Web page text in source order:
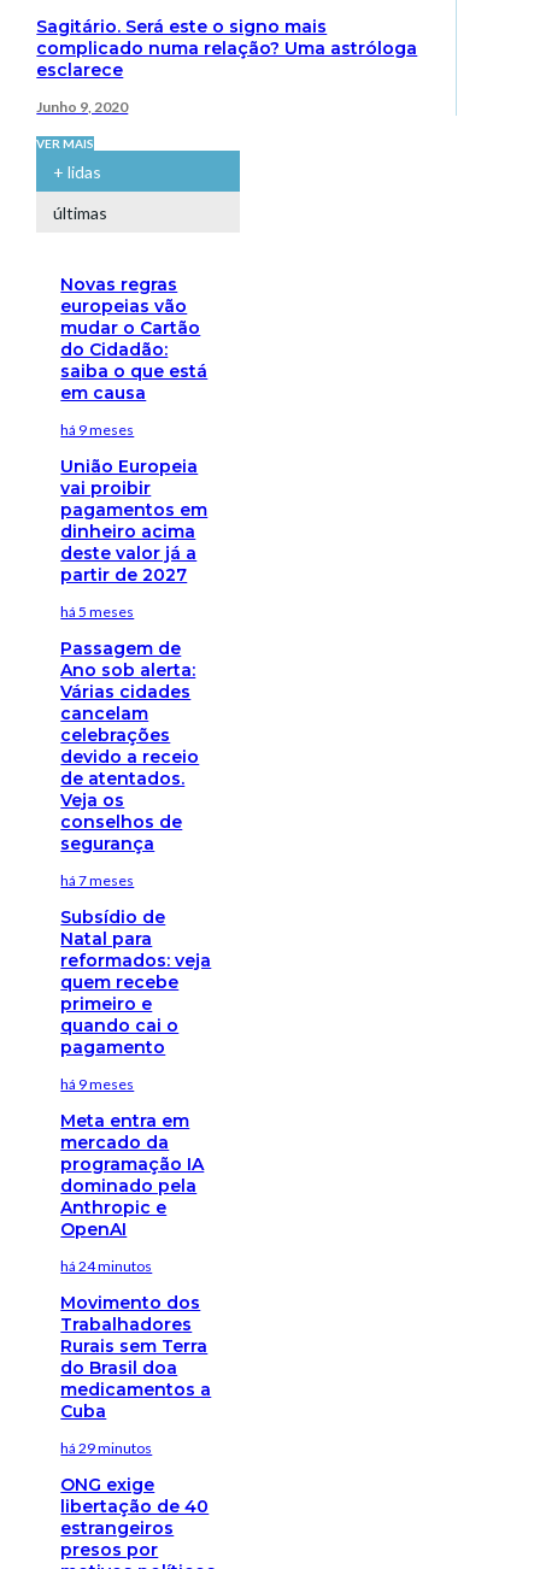
Sagitário. Será este o signo mais
complicado numa relação? Uma astróloga
esclarece
Junho 9, 2020
VER MAIS
+ lidas
últimas
Novas regras
europeias vão
mudar o Cartão
do Cidadão:
saiba o que está
em causa
há 9 meses
União Europeia
vai proibir
pagamentos em
dinheiro acima
deste valor já a
partir de 2027
há 5 meses
Passagem de
Ano sob alerta:
Várias cidades
cancelam
celebrações
devido a receio
de atentados.
Veja os
conselhos de
segurança
há 7 meses
Subsídio de
Natal para
reformados: veja
quem recebe
primeiro e
quando cai o
pagamento
há 9 meses
Meta entra em
mercado da
programação IA
dominado pela
Anthropic e
OpenAI
há 24 minutos
Movimento dos
Trabalhadores
Rurais sem Terra
do Brasil doa
medicamentos a
Cuba
há 29 minutos
ONG exige
libertação de 40
estrangeiros
presos por